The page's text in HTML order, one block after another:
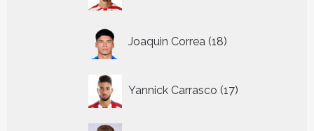
Joaquin Correa 18
producten
Yannick Carrasco 17
producten